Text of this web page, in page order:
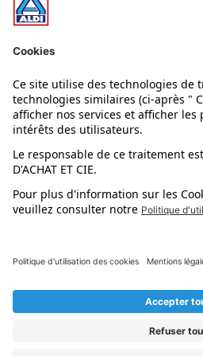
Nos rayons
Nos marques
Nos astuces
Évènements
L'application mobile